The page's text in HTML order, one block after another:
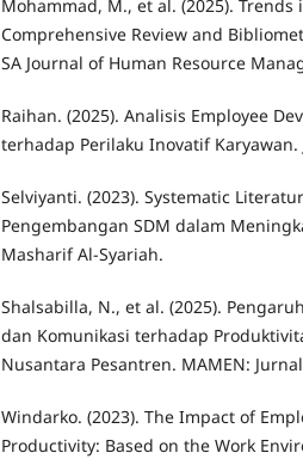
Mohammad, M., et al. (2025).
Comprehensive Review and
SA Journal of Human Resource
Raihan. (2025). Analisis Employee
terhadap Perilaku Inovatif
Selviyanti. (2023). Systematic
Pengembangan SDM dalam
Masharif Al-Syariah.
Shalsabilla, N., et al. (2025).
dan Komunikasi terhadap
Nusantara Pesantren. MAMEN:
Windarko. (2023). The Impact of
Productivity: Based on the Work